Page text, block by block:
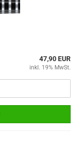
47,90 EUR
inkl. 19% MwSt.